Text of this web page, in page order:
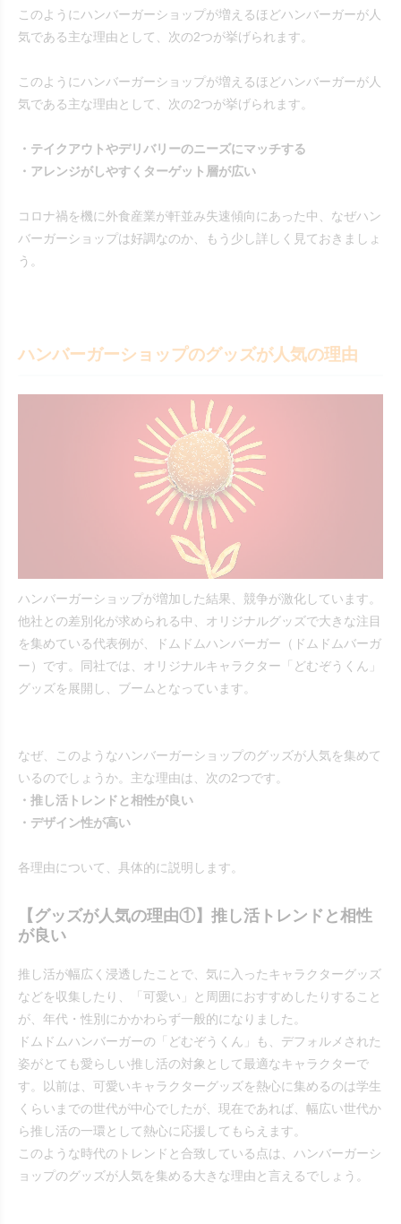
このようにハンバーガーショップが増えるほどハンバーガーが人
気である主な理由として、次の2つが挙げられます。
このようにハンバーガーショップが増えるほどハンバーガーが人
気である主な理由として、次の2つが挙げられます。
・テイクアウトやデリバリーのニーズにマッチする
・アレンジがしやすくターゲット層が広い
コロナ禍を機に外食産業が軒並み失速傾向にあった中、なぜハン
バーガーショップは好調なのか、もう少し詳しく見ておきましょ
う。
ハンバーガーショップのグッズが人気の理由
ハンバーガーショップが増加した結果、競争が激化しています。
他社との差別化が求められる中、オリジナルグッズで大きな注目
を集めている代表例が、ドムドムハンバーガー（ドムドムバーガ
ー）です。同社では、オリジナルキャラクター「どむぞうくん」
グッズを展開し、ブームとなっています。
なぜ、このようなハンバーガーショップのグッズが人気を集めて
いるのでしょうか。主な理由は、次の2つです。
・推し活トレンドと相性が良い
・デザイン性が高い
各理由について、具体的に説明します。
【グッズが人気の理由①】推し活トレンドと相性
が良い
推し活が幅広く浸透したことで、気に入ったキャラクターグッズ
などを収集したり、「可愛い」と周囲におすすめしたりすること
が、年代・性別にかかわらず一般的になりました。
ドムドムハンバーガーの「どむぞうくん」も、デフォルメされた
姿がとても愛らしい推し活の対象として最適なキャラクターで
す。以前は、可愛いキャラクターグッズを熱心に集めるのは学生
くらいまでの世代が中心でしたが、現在であれば、幅広い世代か
ら推し活の一環として熱心に応援してもらえます。
このような時代のトレンドと合致している点は、ハンバーガーシ
ョップのグッズが人気を集める大きな理由と言えるでしょう。